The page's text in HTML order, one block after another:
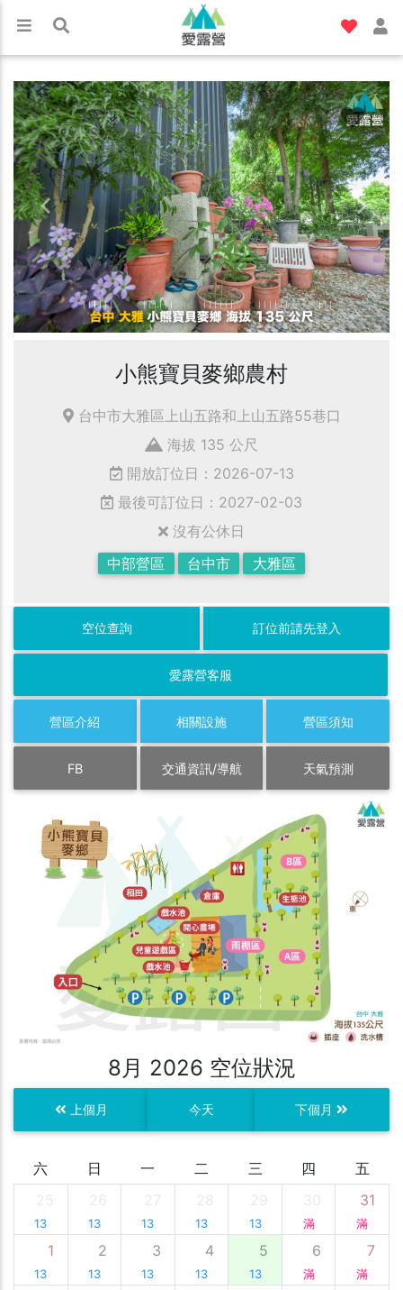
Previous Next
小熊寶貝麥鄉農村
台中市大雅區上山五路和上山五路55巷口
海拔 135 公尺
開放訂位日：2026-07-13
最後可訂位日：2027-02-03
沒有公休日
中部營區
台中市 大雅區
空位查詢 訂位前請先登入
愛露營客服
營區介紹 相關設施 營區須知
FB 交通資訊/導航 天氣預測
8月 2026 空位狀況
上個月 今天 下個月
六 日 一 二 三 四
五
25
13 13 13 13 13 滿
31
滿
1
13
2
13
3
13
4
13
5
13
6
滿
7
滿